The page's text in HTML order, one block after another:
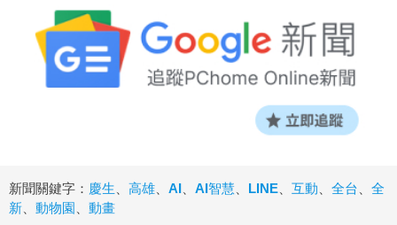
新聞關鍵字： 慶生 高雄 AI AI智慧 LINE 互動 全台
全
新
動物園 動畫